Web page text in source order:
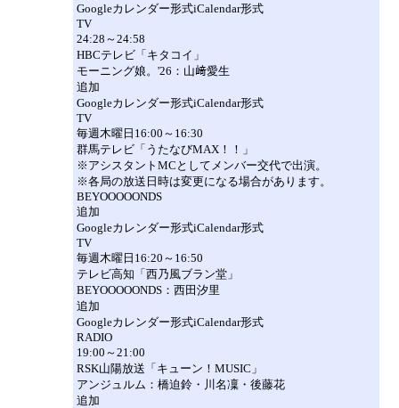
Googleカレンダー形式iCalendar形式
TV
24:28～24:58
HBCテレビ「キタコイ」
モーニング娘。'26：山﨑愛生
追加
Googleカレンダー形式iCalendar形式
TV
毎週木曜日16:00～16:30
群馬テレビ「うたなびMAX！！」
※アシスタントMCとしてメンバー交代で出演。
※各局の放送日時は変更になる場合があります。
BEYOOOOONDS
追加
Googleカレンダー形式iCalendar形式
TV
毎週木曜日16:20～16:50
テレビ高知「西乃風ブラン堂」
BEYOOOOONDS：西田汐里
追加
Googleカレンダー形式iCalendar形式
RADIO
19:00～21:00
RSK山陽放送「キューン！MUSIC」
アンジュルム：橋迫鈴・川名凜・後藤花
追加